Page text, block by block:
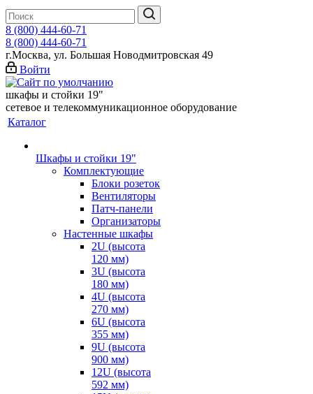
8 (800) 444-60-71
8 (800) 444-60-71
г.Москва, ул. Большая Новодмитровская 49
Войти
шкафы и стойки 19"
сетевое и телекоммуникационное оборудование
Каталог
Шкафы и стойки 19"
Комплектующие
Блоки розеток
Вентиляторы
Патч-панели
Организаторы
Настенные шкафы
2U (высота
120 мм)
3U (высота
180 мм)
4U (высота
270 мм)
6U (высота
355 мм)
9U (высота
900 мм)
12U (высота
592 мм)